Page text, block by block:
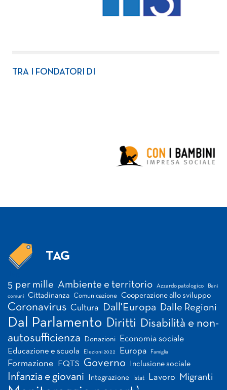
TRA I FONDATORI DI
TAG
5 per mille Ambiente e territorio Azzardo patologico Beni
comuni Cittadinanza Comunicazione Cooperazione allo sviluppo
Coronavirus Cultura Dall'Europa Dalle Regioni
Dal Parlamento Diritti
Disabilità e non-
autosufficienza
Donazioni Economia sociale
Educazione e scuola Elezioni 2022 Europa Famiglia
Formazione FQTS Governo Inclusione sociale
Infanzia e giovani Integrazione Istat Lavoro Migranti